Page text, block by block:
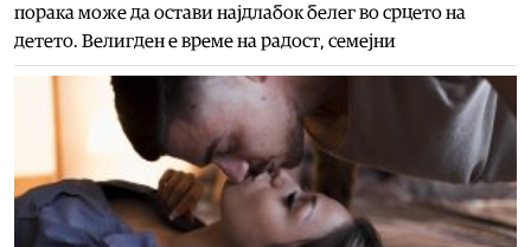
порака може да остави најдлабок белег во срцето на
детето. Велигден е време на радост, семејни